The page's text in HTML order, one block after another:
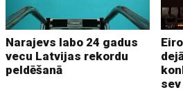
Narajevs labo 24 gadus
vecu Latvijas rekordu
peldēšanā
sev